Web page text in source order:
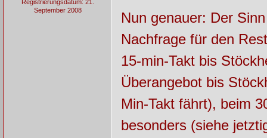
Registrierungsdatum: 21.
September 2008
Nun genauer: Der
Nachfrage für den
15-min-Takt bis
Überangebot bis
Min-Takt fährt), beim
besonders (siehe